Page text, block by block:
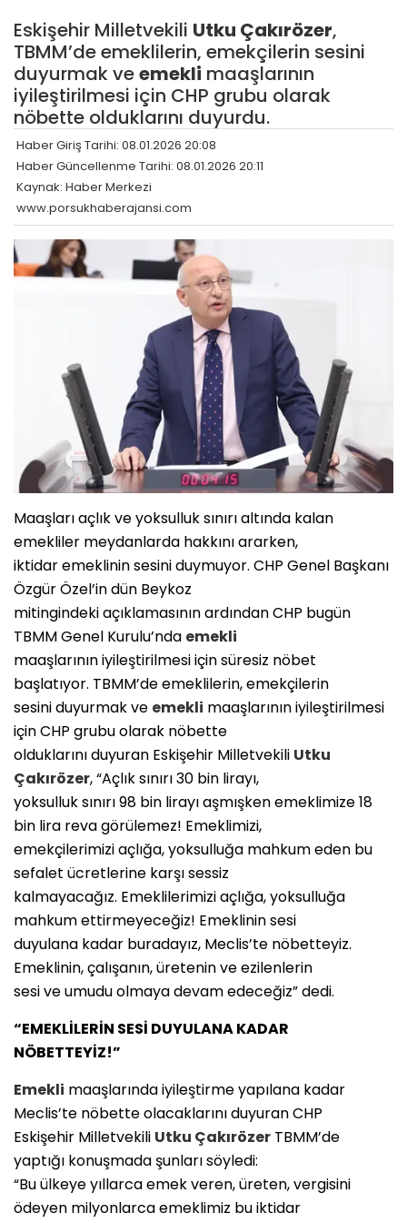
Eskişehir Milletvekili Utku Çakırözer,
TBMM’de emeklilerin, emekçilerin sesini
duyurmak veemekli maaşlarının
iyileştirilmesi için CHP grubu olarak
nöbette olduklarını duyurdu.
Haber Giriş Tarihi: 08.01.2026 20:08
Haber Güncellenme Tarihi: 08.01.2026 20:11
Kaynak: Haber Merkezi
www.porsukhaberajansi.com
Maaşları açlık ve yoksulluk sınırı altında kalan
emekliler meydanlarda hakkını ararken,
iktidar emeklinin sesini duymuyor. CHP Genel Başkanı
Özgür Özel’in dün Beykoz
mitingindeki açıklamasının ardından CHP bugün
TBMM Genel Kurulu’nda emekli
maaşlarının iyileştirilmesi için süresiz nöbet
başlatıyor. TBMM’de emeklilerin, emekçilerin
sesini duyurmak ve emekli maaşlarının iyileştirilmesi
için CHP grubu olarak nöbette
olduklarını duyuran Eskişehir Milletvekili Utku
Çakırözer, “Açlık sınırı 30 bin lirayı,
yoksulluk sınırı 98 bin lirayı aşmışken emeklimize 18
bin lira reva görülemez! Emeklimizi,
emekçilerimizi açlığa, yoksulluğa mahkum eden bu
sefalet ücretlerine karşı sessiz
kalmayacağız. Emeklilerimizi açlığa, yoksulluğa
mahkum ettirmeyeceğiz! Emeklinin sesi
duyulana kadar buradayız, Meclis’te nöbetteyiz.
Emeklinin, çalışanın, üretenin ve ezilenlerin
sesi ve umudu olmaya devam edeceğiz” dedi.
“EMEKLİLERİN SESİ DUYULANA KADAR
NÖBETTEYİZ!”
Emekli maaşlarında iyileştirme yapılana kadar
Meclis’te nöbette olacaklarını duyuran CHP
Eskişehir Milletvekili Utku Çakırözer TBMM’de
yaptığı konuşmada şunları söyledi:
“Bu ülkeye yıllarca emek veren, üreten, vergisini
ödeyen milyonlarca emeklimiz bu iktidar